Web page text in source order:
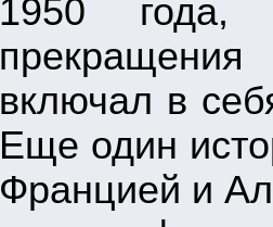
1950 года,
включал в
Еще один
Францией и